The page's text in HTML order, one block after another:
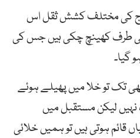
سورج کی مختلف کشش ثقل اس
طرف کھینچ چکی ہیں جس کی
گیا۔
تک تو خلا میں پھیلے ہوئے
لیکن مستقبل میں
قائم ہوتی ہیں تو ہمیں خلائی